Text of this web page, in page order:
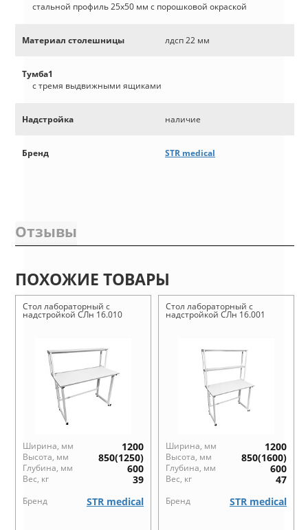
стальной профиль 25х50 мм с порошковой окраской
Материал столешницы лдсп 22 мм
Тумба1
с тремя выдвижными ящиками
Надстройка наличие
Бренд STR medical
Отзывы
ПОХОЖИЕ ТОВАРЫ
Стол лабораторный с
надстройкой СЛн 16.010
Ширина, мм 1200
Высота, мм 850(1250)
Глубина, мм 600
Вес, кг 39
Бренд STR medical
Стол лабораторный с
надстройкой СЛн 16.001
Ширина, мм 1200
Высота, мм 850(1600)
Глубина, мм 600
Вес, кг 47
Бренд STR medical